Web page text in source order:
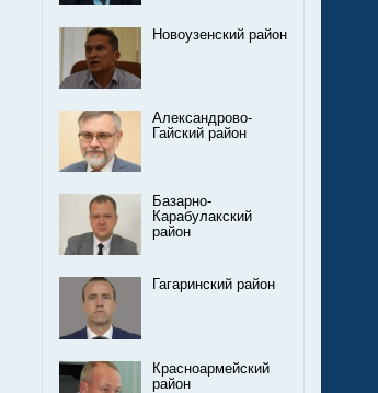
Новоузенский район
Александрово-
Гайский район
Базарно-
Карабулакский
район
Гагаринский район
Красноармейский
район